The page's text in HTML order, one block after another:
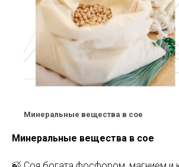
Минеральные вещества в сое
Минеральные вещества в сое